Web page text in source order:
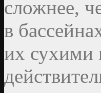
сложнее,
в
их сухими